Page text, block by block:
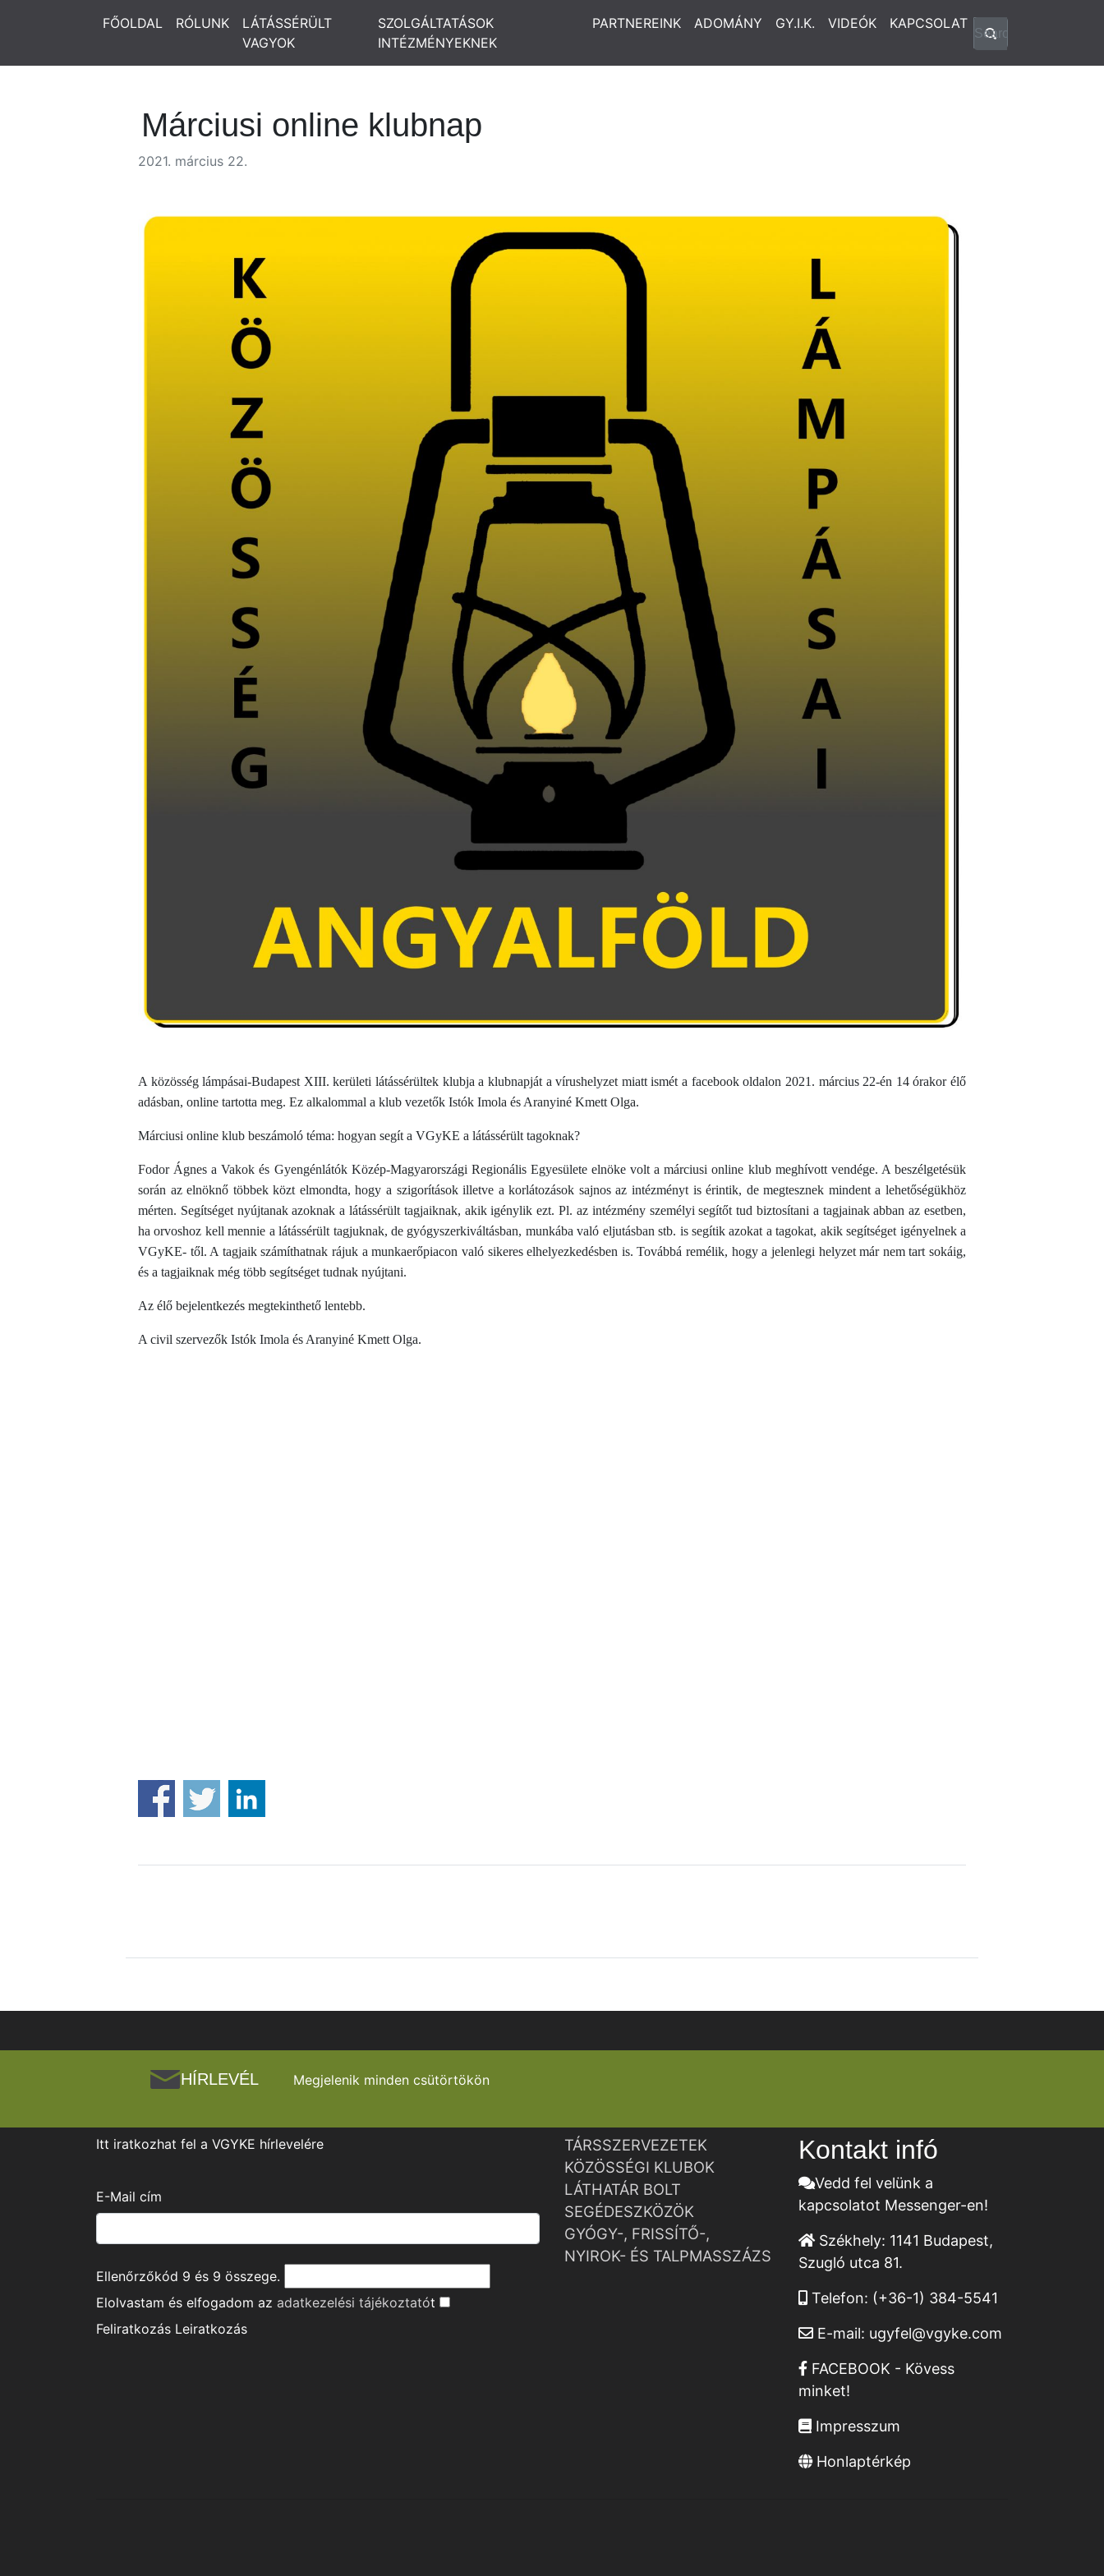
FŐOLDAL RÓLUNK
LÁTÁSSÉRÜLT
VAGYOK
SZOLGÁLTATÁSOK
INTÉZMÉNYEKNEK
PARTNEREINK ADOMÁNY GY.I.K. VIDEÓK KAPCSOLAT
Márciusi online klubnap
2021. március 22.
A közösség lámpásai-Budapest XIII. kerületi látássérültek klubja a klubnapját a vírushelyzet miatt ismét a facebook oldalon 2021. március 22-én 14 órakor élő
adásban, online tartotta meg. Ez alkalommal a klub vezetők Istók Imola és Aranyiné Kmett Olga.
Márciusi online klub beszámoló téma: hogyan segít a VGyKE a látássérült tagoknak?
Fodor Ágnes a Vakok és Gyengénlátók Közép-Magyarországi Regionális Egyesülete elnöke volt a márciusi online klub meghívott vendége. A beszélgetésük
során az elnöknő többek közt elmondta, hogy a szigorítások illetve a korlátozások sajnos az intézményt is érintik, de megtesznek mindent a lehetőségükhöz
mérten. Segítséget nyújtanak azoknak a látássérült tagjaiknak, akik igénylik ezt. Pl. az intézmény személyi segítőt tud biztosítani a tagjainak abban az esetben,
ha orvoshoz kell mennie a látássérült tagjuknak, de gyógyszerkiváltásban, munkába való eljutásban stb. is segítik azokat a tagokat, akik segítséget igényelnek a
VGyKE- től. A tagjaik számíthatnak rájuk a munkaerőpiacon való sikeres elhelyezkedésben is. Továbbá remélik, hogy a jelenlegi helyzet már nem tart sokáig,
és a tagjaiknak még több segítséget tudnak nyújtani.
Az élő bejelentkezés megtekinthető lentebb.
A civil szervezők Istók Imola és Aranyiné Kmett Olga.
HÍRLEVÉL Megjelenik minden csütörtökön
Itt iratkozhat fel a VGYKE hírlevelére
E-Mail cím
Ellenőrzőkód 9 és 9 összege.
Elolvastam és elfogadom az adatkezelési tájékoztatót
Feliratkozás Leiratkozás
TÁRSSZERVEZETEK
KÖZÖSSÉGI KLUBOK
LÁTHATÁR BOLT
SEGÉDESZKÖZÖK
GYÓGY-, FRISSÍTŐ-,
NYIROK- ÉS TALPMASSZÁZS
Kontakt infó
Vedd fel velünk a
kapcsolatot Messenger-en!
Székhely: 1141 Budapest,
Szugló utca 81.
Telefon: (+36-1) 384-5541
E-mail: ugyfel@vgyke.com
FACEBOOK - Kövess
minket!
Impresszum
Honlaptérkép